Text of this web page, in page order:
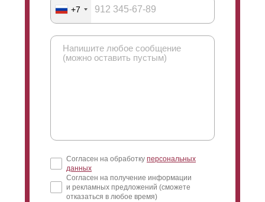
+7
Согласен на обработку персональных
данных
Согласен на получение информации
и рекламных предложений (сможете
отказаться в любое время)